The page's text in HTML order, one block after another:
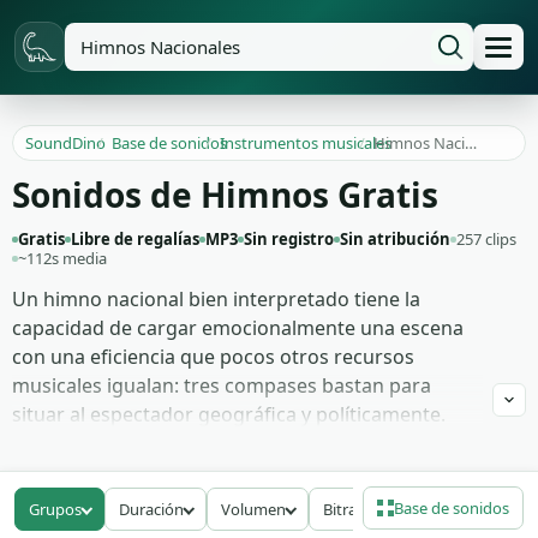
SoundDino
/ Base de sonidos
/ Instrumentos musicales
/ Himnos Nacionales
Sonidos de Himnos Gratis
Gratis Libre de regalías MP3 Sin registro Sin atribución 257 clips
~112s media
Un himno nacional bien interpretado tiene la
capacidad de cargar emocionalmente una escena
con una eficiencia que pocos otros recursos
musicales igualan: tres compases bastan para
situar al espectador geográfica y políticamente.
orquestales completas de himnos de distintos
países, con arreglos solemnes en versión
instrumental, tomas más breves para usar como
Grupos Duración Volumen Bitrate Base de sonidos